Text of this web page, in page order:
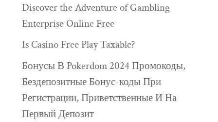
Discover the Adventure of Gambling
Enterprise Online Free
Is Casino Free Play Taxable?
Бонусы В Pokerdom 2024 Промокоды,
Бездепозитные Бонус-коды При
Регистрации, Приветственные И На
Первый Депозит